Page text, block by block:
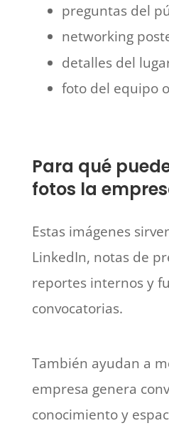
preguntas del
networking
detalles del
foto del equipo
Para qué
fotos la
Estas imágenes
LinkedIn, notas de
reportes internos y
convocatorias.
También ayudan a
empresa genera
conocimiento y